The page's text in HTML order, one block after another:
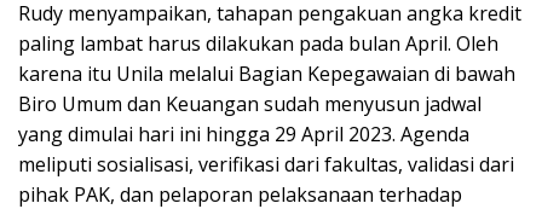
Rudy menyampaikan, tahapan pengakuan angka kredit
paling lambat harus dilakukan pada bulan April. Oleh
karena itu Unila melalui Bagian Kepegawaian di bawah
Biro Umum dan Keuangan sudah menyusun jadwal
yang dimulai hari ini hingga 29 April 2023. Agenda
meliputi sosialisasi, verifikasi dari fakultas, validasi dari
pihak PAK, dan pelaporan pelaksanaan terhadap